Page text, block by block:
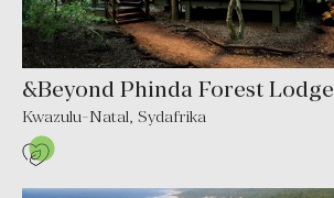
&Beyond Phinda Forest Lodge
Kwazulu-Natal, Sydafrika